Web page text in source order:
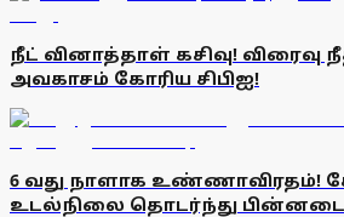
நீட் வினாத்தாள் கசிவு! விரைவு
அவகாசம் கோரிய சிபிஐ!
6 வது நாளாக உண்ணாவிரதம்!
உடல்நிலை தொடர்ந்து